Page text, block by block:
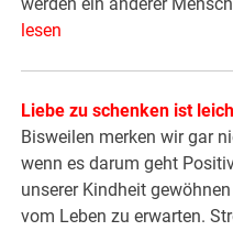
lesen
Liebe zu schenken ist
Bisweilen merken wir gar
wenn es darum geht
unserer Kindheit
vom Leben zu erwarten.